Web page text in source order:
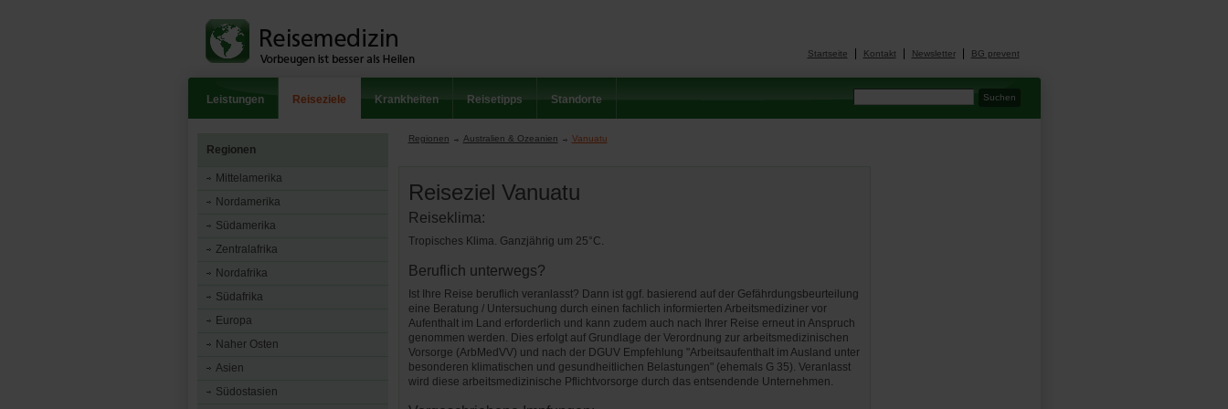
Startseite Kontakt Newsletter BG prevent
Leistungen Reiseziele Krankheiten Reisetipps Standorte
Regionen
Mittelamerika
Nordamerika
Südamerika
Zentralafrika
Nordafrika
Südafrika
Europa
Naher Osten
Asien
Südostasien
Regionen Australien & Ozeanien Vanuatu
Reiseziel Vanuatu
Reiseklima:
Tropisches Klima. Ganzjährig um 25°C.
Beruflich unterwegs?
Ist Ihre Reise beruflich veranlasst? Dann ist ggf. basierend auf der Gefährdungsbeurteilung
eine Beratung / Untersuchung durch einen fachlich informierten Arbeitsmediziner vor
Aufenthalt im Land erforderlich und kann zudem auch nach Ihrer Reise erneut in Anspruch
genommen werden. Dies erfolgt auf Grundlage der Verordnung zur arbeitsmedizinischen
Vorsorge (ArbMedVV) und nach der DGUV Empfehlung "Arbeitsaufenthalt im Ausland unter
besonderen klimatischen und gesundheitlichen Belastungen" (ehemals G 35). Veranlasst
wird diese arbeitsmedizinische Pflichtvorsorge durch das entsendende Unternehmen.